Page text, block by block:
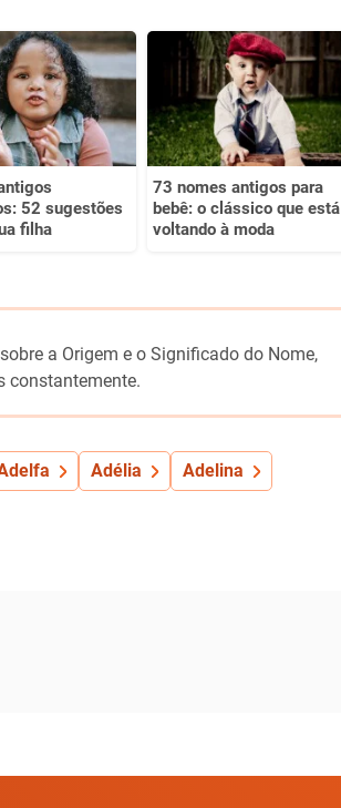
52 sugestões
filha
73 nomes antigos para
bebê: o clássico que está
voltando à moda
a Origem e o Significado do Nome,
constantemente.
Adélia Adelina